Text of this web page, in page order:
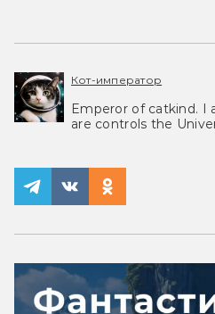
Кот-император
Emperor of catkind. I
are controls the